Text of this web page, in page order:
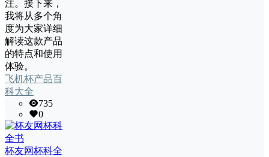
注。接下来，
我将从多个角
度为大家详细
解读这款产品
的特点和使用
体验。
飞机杯产品百
科大全
735
0
杯友网杯科全